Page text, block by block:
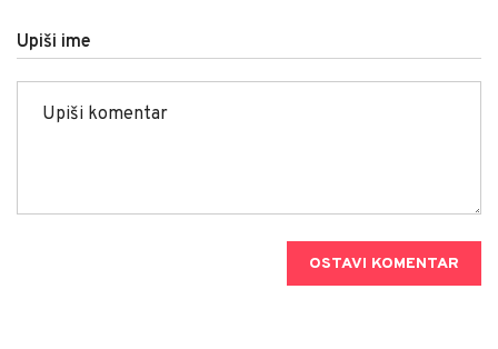
Upiši ime
OSTAVI KOMENTAR